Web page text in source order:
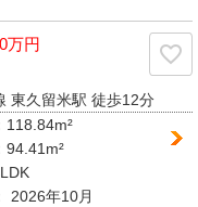
万円
東久留米駅徒歩12分
118.84m²
94.41m²
2026年10月